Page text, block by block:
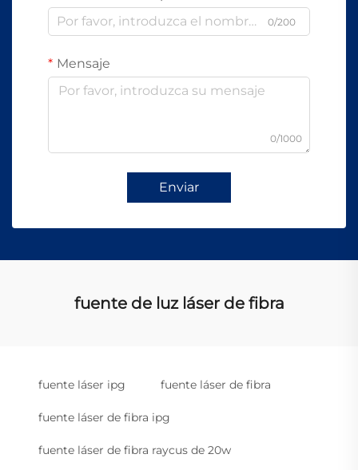
0/200
Mensaje
0/1000
Enviar
fuente de luz láser de fibra
fuente láser ipg fuente láser de fibra
fuente láser de fibra ipg
fuente láser de fibra raycus de 20w